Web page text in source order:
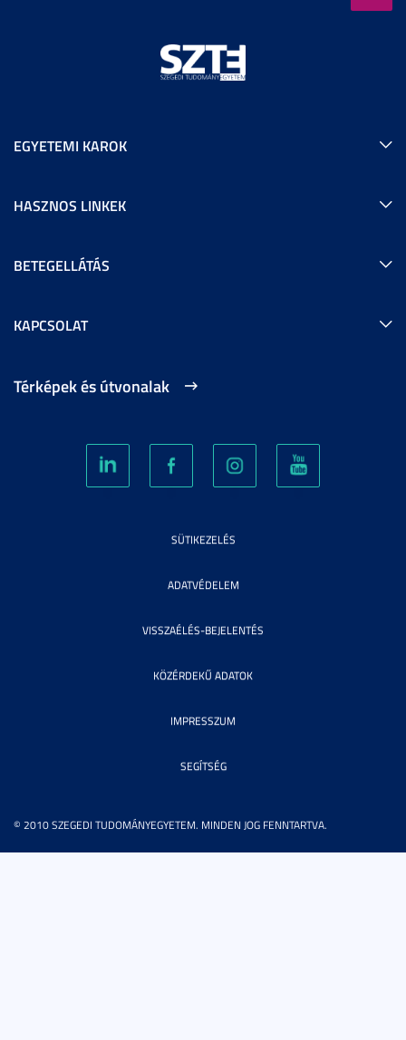
EGYETEMI KAROK
HASZNOS LINKEK
BETEGELLÁTÁS
KAPCSOLAT
Térképek és útvonalak
© 2010 SZEGEDI TUDOMÁNYEGYETEM. MINDEN JOG FENNTARTVA.
SÜTIKEZELÉS
ADATVÉDELEM
VISSZAÉLÉS-BEJELENTÉS
KÖZÉRDEKŰ ADATOK
IMPRESSZUM
SEGÍTSÉG